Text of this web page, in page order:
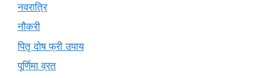
नवरात्रि
नौकरी
पितृ दोष फ्री उपाय
पूर्णिमा व्रत